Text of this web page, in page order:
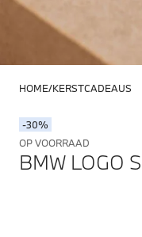
HOME KERSTCADEAUS
-30%
OP VOORRAAD
BMW LOGO